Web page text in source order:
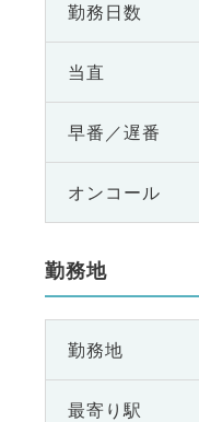
勤務日数
当直
早番／遅番
オンコール
勤務地
勤務地
最寄り駅